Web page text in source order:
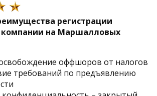
регистрации
на Маршалловых
оффшоров от налогов
требований по предъявлению